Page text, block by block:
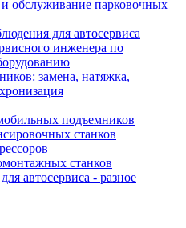
и обслуживание парковочных
для автосервиса
инженера по
замена, натяжка,
подъемников
станков
станков
автосервиса - разное